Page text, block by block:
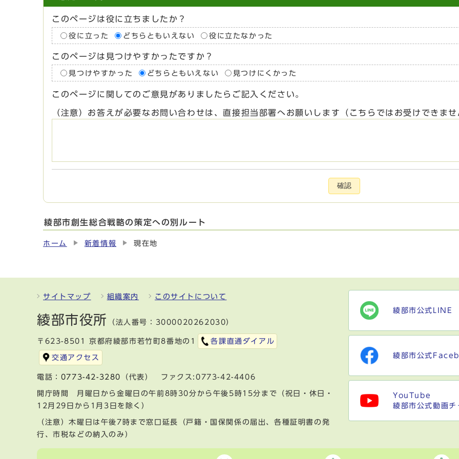
このページは役に立ちましたか？
役に立った どちらともいえない 役に立たなかった
このページは見つけやすかったですか？
見つけやすかった どちらともいえない 見つけにくかった
このページに関してのご意見がありましたらご記入ください。
（注意）お答えが必要なお問い合わせは、直接担当部署へお願いします（こちらではお受けできま
確認
綾部市創生総合戦略の策定への別ルート
ホーム 新着情報 現在地
サイトマップ 組織案内 このサイトについて
綾部市役所 （法人番号：3000020262030）
〒623-8501 京都府綾部市若竹町8番地の1 各課直通ダイアル
交通アクセス
電話： 0773-42-3280 （代表） ファクス:0773-42-4406
開庁時間 月曜日から金曜日の午前8時30分から午後5時15分まで（祝日・休日・
12月29日から1月3日を除く）
（注意）木曜日は午後7時まで窓口延長（戸籍・国保関係の届出、各種証明書の発
行、市税などの納入のみ）
綾部市公式LINE
綾部市公式
YouTube
綾部市公式動画チ